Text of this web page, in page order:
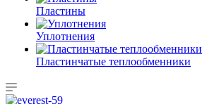
Пластины
Уплотнения
Пластинчатые теплообменники